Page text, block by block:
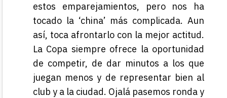
estos emparejamientos, pero nos ha
tocado la ‘china’ más complicada. Aun
así, toca afrontarlo con la mejor actitud.
La Copa siempre ofrece la oportunidad
de competir, de dar minutos a los que
juegan menos y de representar bien al
club y a la ciudad. Ojalá pasemos ronda y